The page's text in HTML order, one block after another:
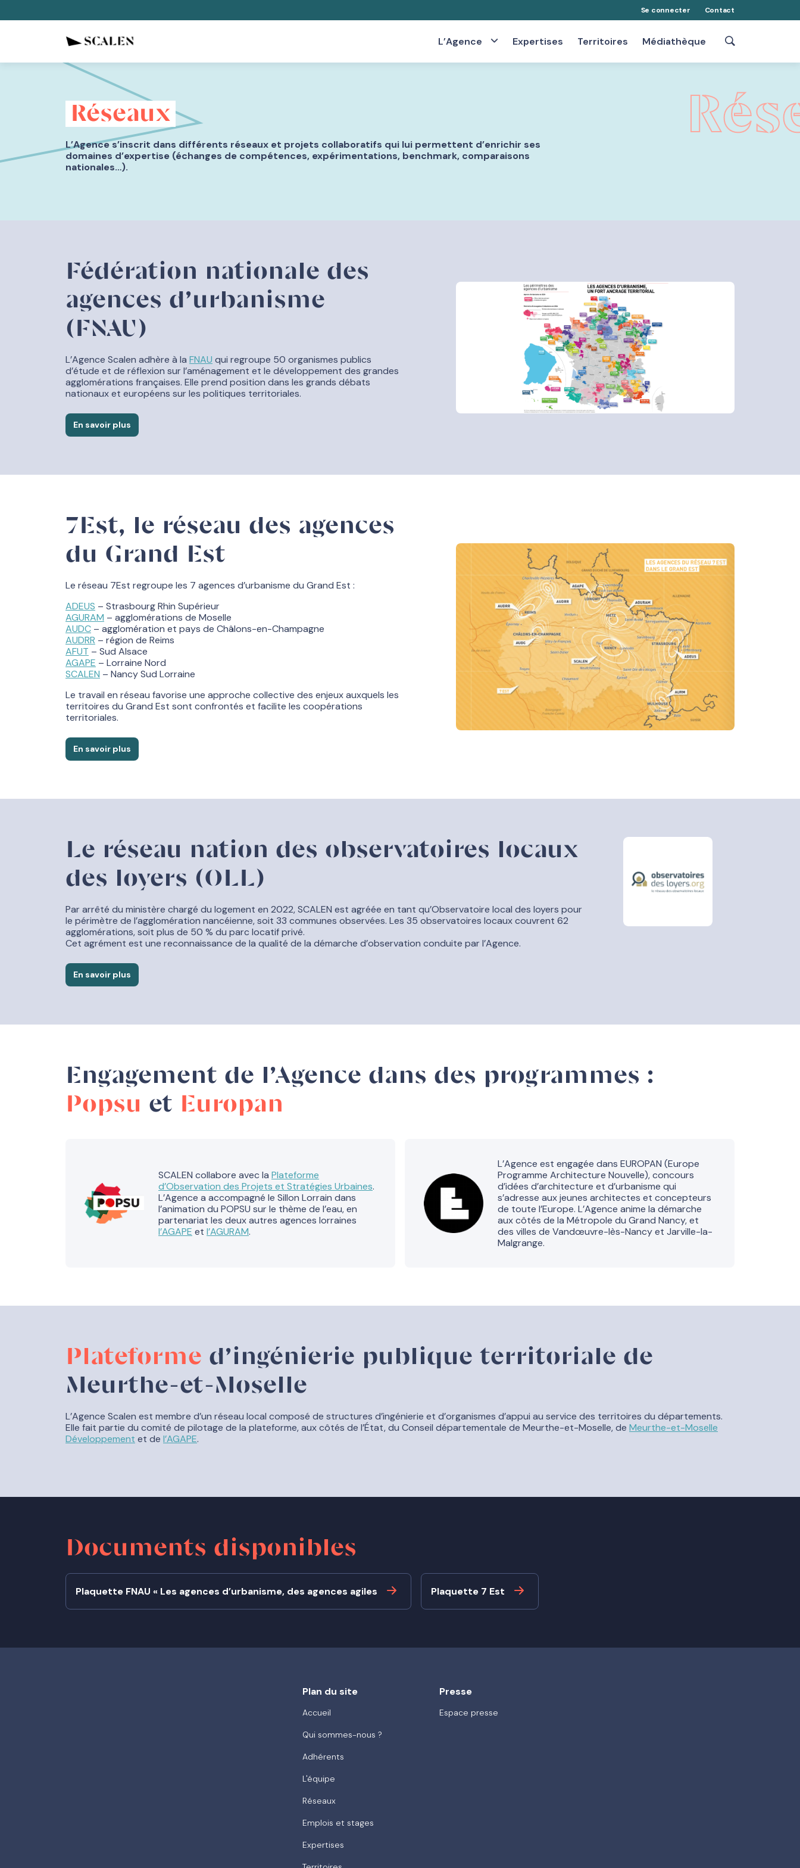
Se connecter Contact
L’Agence Expertises Territoires Médiathèque
Réseaux
L’Agence s’inscrit dans différents réseaux et projets collaboratifs qui lui permettent d’enrichir ses
domaines d’expertise (échanges de compétences, expérimentations, benchmark, comparaisons
nationales…).
Fédération nationale des
agences d’urbanisme
(FNAU)
L’Agence Scalen adhère à la FNAU qui regroupe 50 organismes publics
d’étude et de réflexion sur l’aménagement et le développement des grandes
agglomérations françaises. Elle prend position dans les grands débats
nationaux et européens sur les politiques territoriales.
En savoir plus
7Est, le réseau des agences
du Grand Est
Le réseau 7Est regroupe les 7 agences d’urbanisme du Grand Est :
ADEUS – Strasbourg Rhin Supérieur
AGURAM – agglomérations de Moselle
AUDC – agglomération et pays de Châlons-en-Champagne
AUDRR – région de Reims
AFUT – Sud Alsace
AGAPE – Lorraine Nord
SCALEN – Nancy Sud Lorraine
Le travail en réseau favorise une approche collective des enjeux auxquels les
territoires du Grand Est sont confrontés et facilite les coopérations
territoriales.
En savoir plus
Le réseau nation des observatoires locaux
des loyers (OLL)
Par arrêté du ministère chargé du logement en 2022, SCALEN est agréée en tant qu’Observatoire local des loyers pour
le périmètre de l’agglomération nancéienne, soit 33 communes observées. Les 35 observatoires locaux couvrent 62
agglomérations, soit plus de 50 % du parc locatif privé.
Cet agrément est une reconnaissance de la qualité de la démarche d’observation conduite par l’Agence.
En savoir plus
Engagement de l’Agence dans des programmes :
Popsu et Europan
SCALEN collabore avec la Plateforme
d’Observation des Projets et Stratégies Urbaines.
L’Agence a accompagné le Sillon Lorrain dans
l’animation du POPSU sur le thème de l’eau, en
partenariat les deux autres agences lorraines
l’AGAPE et l’AGURAM.
L’Agence est engagée dans EUROPAN (Europe
Programme Architecture Nouvelle), concours
d’idées d’architecture et d’urbanisme qui
s’adresse aux jeunes architectes et concepteurs
de toute l’Europe. L’Agence anime la démarche
aux côtés de la Métropole du Grand Nancy, et
des villes de Vandœuvre-lès-Nancy et Jarville-la-
Malgrange.
Plateforme d’ingénierie publique territoriale de
Meurthe-et-Moselle
L’Agence Scalen est membre d’un réseau local composé de structures d’ingénierie et d’organismes d’appui au service des territoires du départements.
Elle fait partie du comité de pilotage de la plateforme, aux côtés de l’État, du Conseil départementale de Meurthe-et-Moselle, de Meurthe-et-Moselle
Développement et de l’AGAPE.
Documents disponibles
Plaquette FNAU « Les agences d’urbanisme, des agences agiles Plaquette 7 Est
Plan du site
Accueil
Qui sommes-nous ?
Adhérents
L'équipe
Réseaux
Emplois et stages
Expertises
Presse
Espace presse